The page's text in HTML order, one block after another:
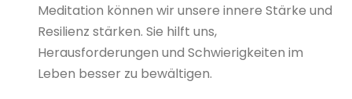
Meditation können wir unsere innere Stärke und
Resilienz stärken. Sie hilft uns,
Herausforderungen und Schwierigkeiten im
Leben besser zu bewältigen.